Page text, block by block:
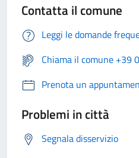
Contatta il comune
Leggi le domande
Chiama il comune +39
Prenota un
Problemi in città
Segnala disservizio